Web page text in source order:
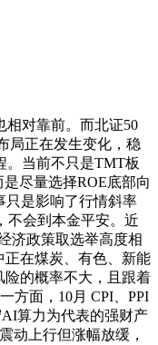
对靠前。而北证50
局正在发生变化，稳
。当前不只是TMT板
尽量选择ROE底部向
只是影响了行情斜率
不会到本金平安。近
济政策取选举高度相
正在煤炭、有色、新能
的概率不大，且跟着
方面，10月 CPI、PPI
算力为代表的强财产
动上行但涨幅放缓，